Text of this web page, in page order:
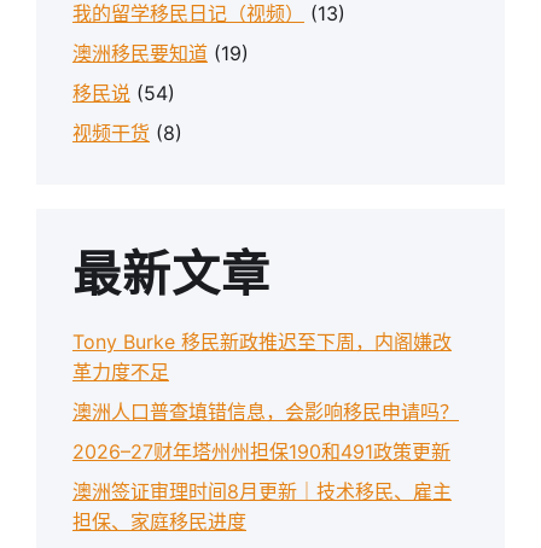
我的留学移民日记（视频）
(13)
澳洲移民要知道 (19)
移民说 (54)
视频干货 (8)
最新文章
Tony Burke 移民新政推迟至下周，内阁嫌改
革力度不足
澳洲人口普查填错信息，会影响移民申请吗？
2026–27财年塔州州担保190和491政策更新
澳洲签证审理时间8月更新｜技术移民、雇主
担保、家庭移民进度